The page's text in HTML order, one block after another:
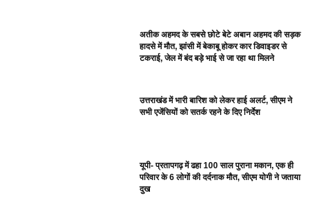
अतीक अहमद के सबसे छोटे बेटे अबान अहमद की सड़क
हादसे में मौत, झांसी में बेकाबू होकर कार डिवाइडर से
टकराई, जेल में बंद बड़े भाई से जा रहा था मिलने
उत्तराखंड में भारी बारिश को लेकर हाई अलर्ट, सीएम ने
सभी एजेंसियों को सतर्क रहने के दिए निर्देश
यूपी- प्रतापगढ़ में ढहा 100 साल पुराना मकान, एक ही
परिवार के 6 लोगों की दर्दनाक मौत, सीएम योगी ने जताया
दुख